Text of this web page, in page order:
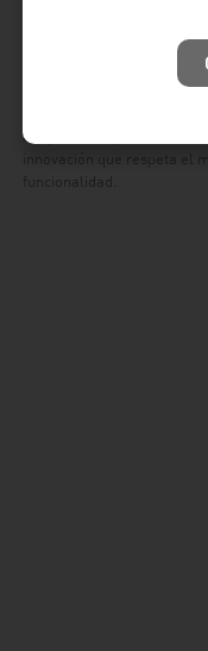
ofreciendo un uso
automático que garantiza
adaptándose
funcionalidad.